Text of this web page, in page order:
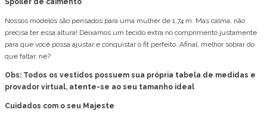
Spoiler de caimento
Nossos modelos são pensados para uma mulher de 1,74 m. Mas calma, não
precisa ter essa altura! Deixamos um tecido extra no comprimento justamente
para que você possa ajustar e conquistar o fit perfeito. Afinal, melhor sobrar do
que faltar, né?
Obs: Todos os vestidos possuem sua própria tabela de medidas e
provador virtual, atente-se ao seu tamanho ideal
Cuidados com o seu Majeste